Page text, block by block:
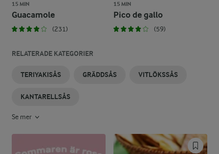
15 MIN
Guacamole
(231)
15 MIN
Pico de gallo
(59)
RELATERADE KATEGORIER
TERIYAKISÅS GRÄDDSÅS VITLÖKSSÅS
KANTARELLSÅS
Se mer